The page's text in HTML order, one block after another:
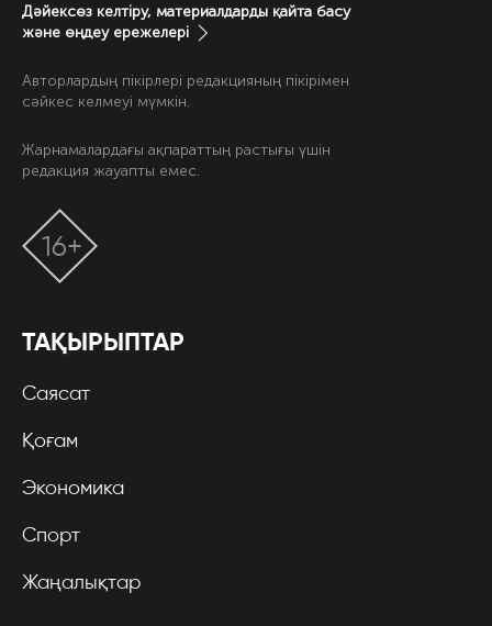
Дәйексөз келтіру, материалдарды қайта басу
және өңдеу ережелері
Авторлардың пікірлері редакцияның пікірімен
сәйкес келмеуі мүмкін.
Жарнамалардағы ақпараттың растығы үшін
редакция жауапты емес.
ТАҚЫРЫПТАР
Саясат
Қоғам
Экономика
Спорт
Жаңалықтар
16+